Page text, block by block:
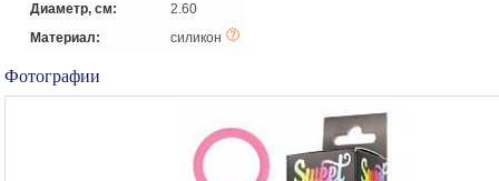
Диаметр, см:
2.60
Материал:
силикон
Фотографии